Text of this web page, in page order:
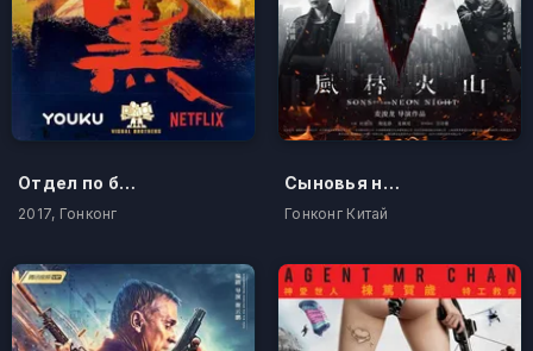
Отдел по борьбе с преступностью
2017, Гонконг
Сыновья неоновой ночи
Гонконг Китай